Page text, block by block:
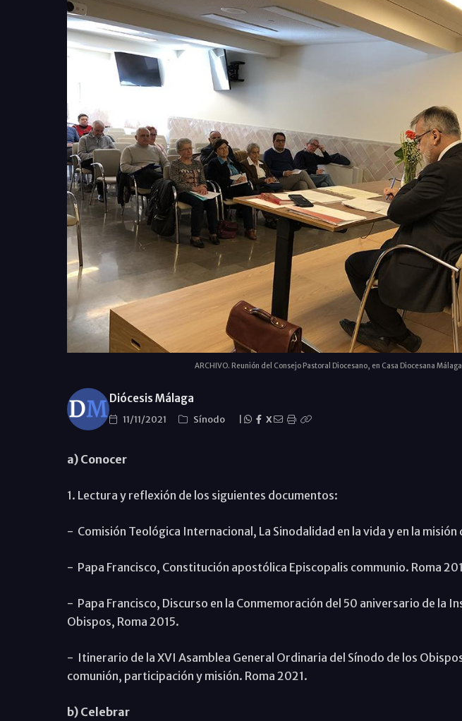
ARCHIVO. Reunión del Consejo Pastoral Diocesano, en Casa Diocesana
Diócesis Málaga
11/11/2021 Sínodo X
a) Conocer
1. Lectura y reflexión de los siguientes documentos:
- Comisión Teológica Internacional, La Sinodalidad en la vida y en la misión
- Papa Francisco, Constitución apostólica Episcopalis communio. Roma
- Papa Francisco, Discurso en la Conmemoración del 50 aniversario de la
Obispos, Roma 2015.
- Itinerario de la XVI Asamblea General Ordinaria del Sínodo de los
comunión, participación y misión. Roma 2021.
b) Celebrar